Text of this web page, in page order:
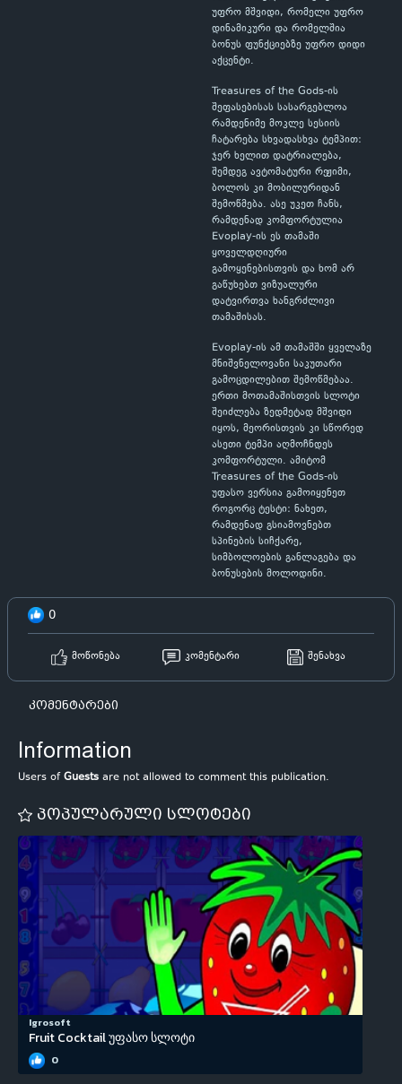
უფრო მშვიდი, რომელი უფრო
დინამიკური და რომელშია
ბონუს ფუნქციებზე უფრო დიდი
აქცენტი.
Treasures of the Gods-ის
შეფასებისას სასარგებლოა
რამდენიმე მოკლე სესიის
ჩატარება სხვადასხვა ტემპით:
ჯერ ხელით დატრიალება,
შემდეგ ავტომატური რეჟიმი,
ბოლოს კი მობილურიდან
შემოწმება. ასე უკეთ ჩანს,
რამდენად კომფორტულია
Evoplay-ის ეს თამაში
ყოველდღიური
გამოყენებისთვის და ხომ არ
გაწუხებთ ვიზუალური
დატვირთვა ხანგრძლივი
თამაშისას.
Evoplay-ის ამ თამაშში ყველაზე
მნიშვნელოვანი საკუთარი
გამოცდილებით შემოწმებაა.
ერთი მოთამაშისთვის სლოტი
შეიძლება ზედმეტად მშვიდი
იყოს, მეორისთვის კი სწორედ
ასეთი ტემპი აღმოჩნდეს
კომფორტული. ამიტომ
Treasures of the Gods-ის
უფასო ვერსია გამოიყენეთ
როგორც ტესტი: ნახეთ,
რამდენად გსიამოვნებთ
სპინების სიჩქარე,
სიმბოლოების განლაგება და
ბონუსების მოლოდინი.
0
მოწონება კომენტარი შენახვა
კომენტარები
Information
Users ofGuests are not allowed to comment this publication.
პოპულარული სლოტები
Igrosoft
Fruit Cocktail უფასო სლოტი
0